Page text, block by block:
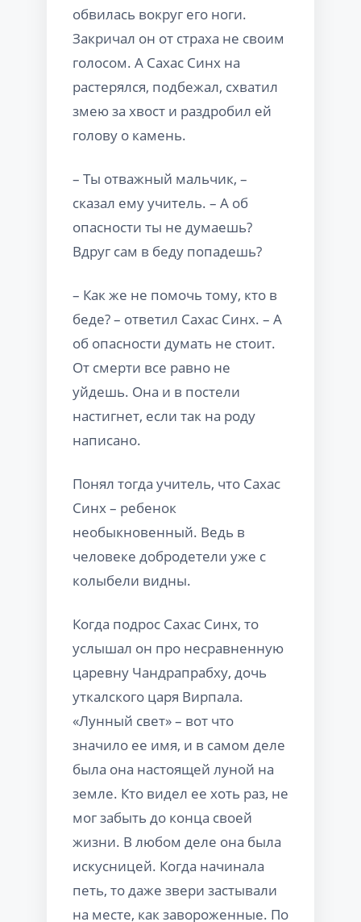
обвилась вокруг его ноги.
Закричал он от страха не своим
голосом. А Сахас Синх на
растерялся, подбежал, схватил
змею за хвост и раздробил ей
голову о камень.
– Ты отважный мальчик, –
сказал ему учитель. – А об
опасности ты не думаешь?
Вдруг сам в беду попадешь?
– Как же не помочь тому, кто в
беде? – ответил Сахас Синх. – А
об опасности думать не стоит.
От смерти все равно не
уйдешь. Она и в постели
настигнет, если так на роду
написано.
Понял тогда учитель, что Сахас
Синх – ребенок
необыкновенный. Ведь в
человеке добродетели уже с
колыбели видны.
Когда подрос Сахас Синх, то
услышал он про несравненную
царевну Чандрапрабху, дочь
уткалского царя Вирпала.
«Лунный свет» – вот что
значило ее имя, и в самом деле
была она настоящей луной на
земле. Кто видел ее хоть раз, не
мог забыть до конца своей
жизни. В любом деле она была
искусницей. Когда начинала
петь, то даже звери застывали
на месте, как завороженные. По